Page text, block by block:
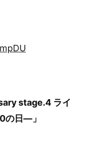
stage.4 ライ
の日―」